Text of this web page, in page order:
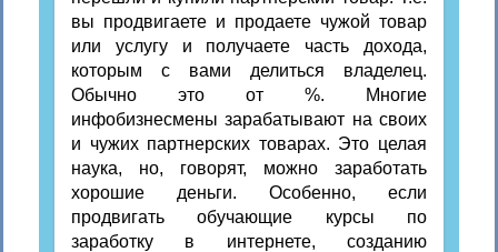
вы продвигаете и продаете чужой товар
или услугу и получаете часть дохода,
которым с вами делиться владелец.
Обычно это от %. Многие
инфобизнесмены зарабатывают на своих
и чужих партнерских товарах. Это целая
наука, но, говорят, можно заработать
хорошие деньги. Особенно, если
продвигать обучающие курсы по
заработку в интернете, созданию